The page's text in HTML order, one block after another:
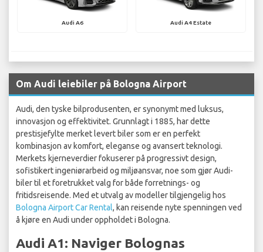
Audi A6 Audi A4 Estate
Om Audi leiebiler på Bologna Airport
Audi, den tyske bilprodusenten, er synonymt med luksus,
innovasjon og effektivitet. Grunnlagt i 1885, har dette
prestisjefylte merket levert biler som er en perfekt
kombinasjon av komfort, eleganse og avansert teknologi.
Merkets kjerneverdier fokuserer på progressivt design,
sofistikert ingeniørarbeid og miljøansvar, noe som gjør Audi-
biler til et foretrukket valg for både forretnings- og
fritidsreisende. Med et utvalg av modeller tilgjengelig hos
Bologna Airport Car Rental, kan reisende nyte spenningen ved
å kjøre en Audi under oppholdet i Bologna.
Audi A1: Naviger Bolognas